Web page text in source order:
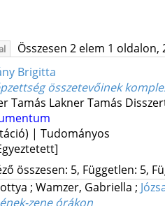
Összesen 2 elem 1 oldalon,
Brigitta
összetevőinek
Tamás Lakner Tamás
| Tudományos
összesen: 5, Független: 5,
; Wamzer, Gabriella ;
zene órákon